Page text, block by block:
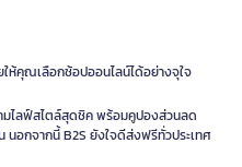
ห้คุณเลือกช้อปออนไลน์ได้อย่างจุใจ
มไลฟ์สไตล์สุดชิค พร้อมคูปองส่วนลด
นอกจากนี้ B2S ยังใจดีส่งฟรีทั่วประเทศ